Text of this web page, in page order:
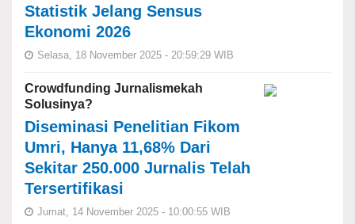
Statistik Jelang Sensus
Ekonomi 2026
Selasa, 18 November 2025 - 20:59:29 WIB
Crowdfunding Jurnalismekah
Solusinya?
Diseminasi Penelitian Fikom
Umri, Hanya 11,68% Dari
Sekitar 250.000 Jurnalis Telah
Tersertifikasi
Jumat, 14 November 2025 - 10:00:55 WIB